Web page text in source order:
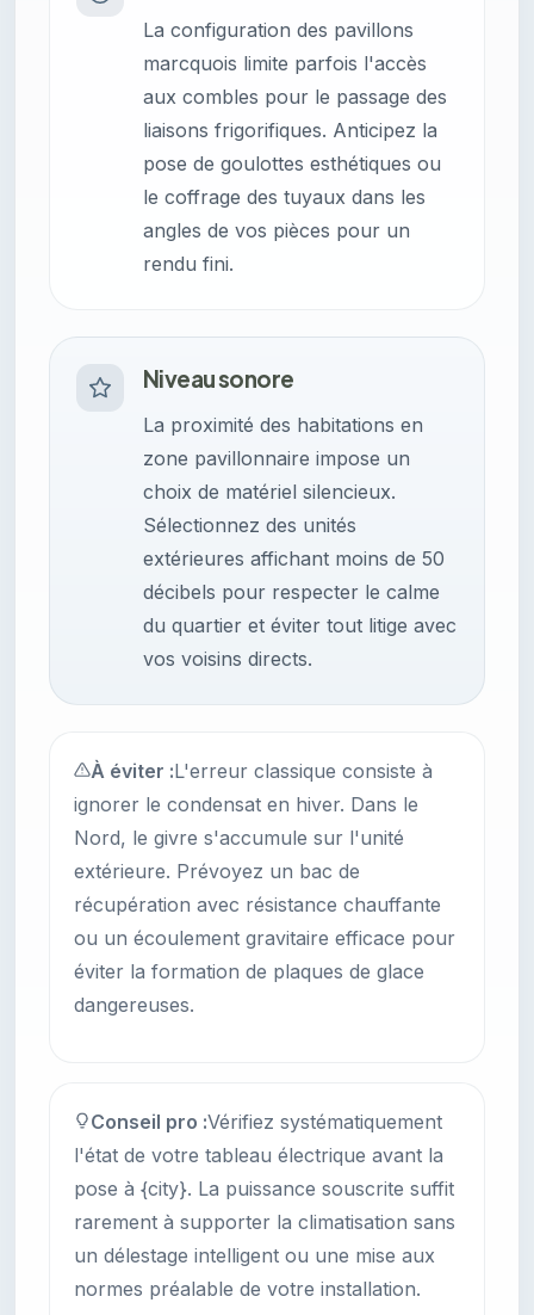
La configuration des pavillons
marcquois limite parfois l'accès
aux combles pour le passage des
liaisons frigorifiques. Anticipez la
pose de goulottes esthétiques ou
le coffrage des tuyaux dans les
angles de vos pièces pour un
rendu fini.
Niveau sonore
La proximité des habitations en
zone pavillonnaire impose un
choix de matériel silencieux.
Sélectionnez des unités
extérieures affichant moins de 50
décibels pour respecter le calme
du quartier et éviter tout litige avec
vos voisins directs.
À éviter :L'erreur classique consiste à
ignorer le condensat en hiver. Dans le
Nord, le givre s'accumule sur l'unité
extérieure. Prévoyez un bac de
récupération avec résistance chauffante
ou un écoulement gravitaire efficace pour
éviter la formation de plaques de glace
dangereuses.
Conseil pro :Vérifiez systématiquement
l'état de votre tableau électrique avant la
pose à {city}. La puissance souscrite suffit
rarement à supporter la climatisation sans
un délestage intelligent ou une mise aux
normes préalable de votre installation.